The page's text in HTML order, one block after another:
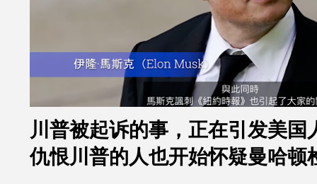
川普被起诉的事，正在引发美国
仇恨川普的人也开始怀疑曼哈顿